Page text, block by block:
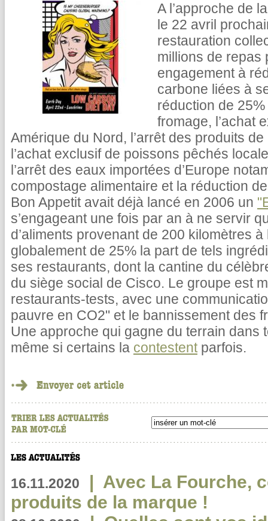
A l’approche de
le 22 avril
restauration
millions de repas
engagement à
carbone liées à
réduction de
fromage, l’achat
Amérique du Nord, l’arrêt des produits
l’achat exclusif de poissons pêchés
l’arrêt des eaux importées d’Europe
compostage alimentaire et la réduction
Bon Appetit avait déjà lancé en 2006 un
s’engageant une fois par an à ne servir
d’aliments provenant de 200 kilomètres
globalement de 25% la part de tels
ses restaurants, dont la cantine du
du siège social de Cisco. Le groupe est
restaurants-tests, avec une
pauvre en CO2" et le bannissement des
Une approche qui gagne du terrain dans
même si certains la contestentparfois.
16.11.2020 | Avec La Fourche,
produits de la marque !